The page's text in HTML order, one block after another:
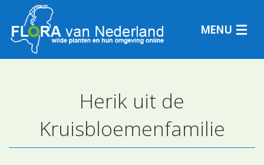
MENU
Herik uit de
Kruisbloemenfamilie